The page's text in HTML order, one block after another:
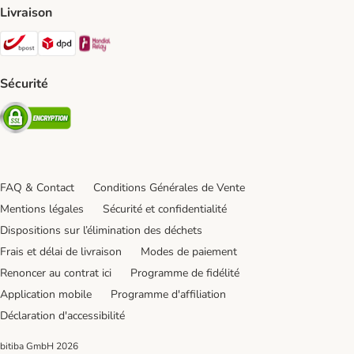
Livraison
Bpost Shipping Method
DPD Shipping Method
Sécurité
Security
FAQ & Contact
Conditions Générales de Vente
Mentions légales
Sécurité et confidentialité
Dispositions sur l’élimination des déchets
Frais et délai de livraison
Modes de paiement
Renoncer au contrat ici
Programme de fidélité
Application mobile
Programme d'affiliation
Déclaration d'accessibilité
bitiba GmbH 2026